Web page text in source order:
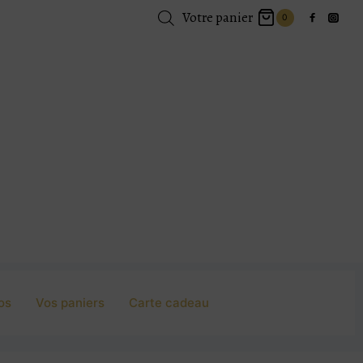
Votre panier 0
Vos paniers Carte cadeau